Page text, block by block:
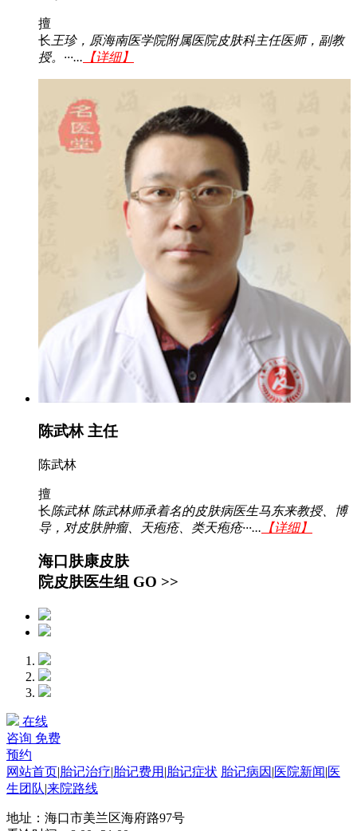
擅
长王珍，原海南医学院附属医院皮肤科主任医师，副教
授。···... 【详细】
陈武林 主任
陈武林
擅
长陈武林 陈武林师承着名的皮肤病医生马东来教授、博
导，对皮肤肿瘤、天疱疮、类天疱疮···... 【详细】
海口肤康皮肤
院皮肤医生组 GO >>
在线
咨询 免费
预约
网站首页|胎记治疗|胎记费用 |胎记症状 胎记病因 |医院新闻|医
生团队|来院路线
地址：海口市美兰区海府路97号